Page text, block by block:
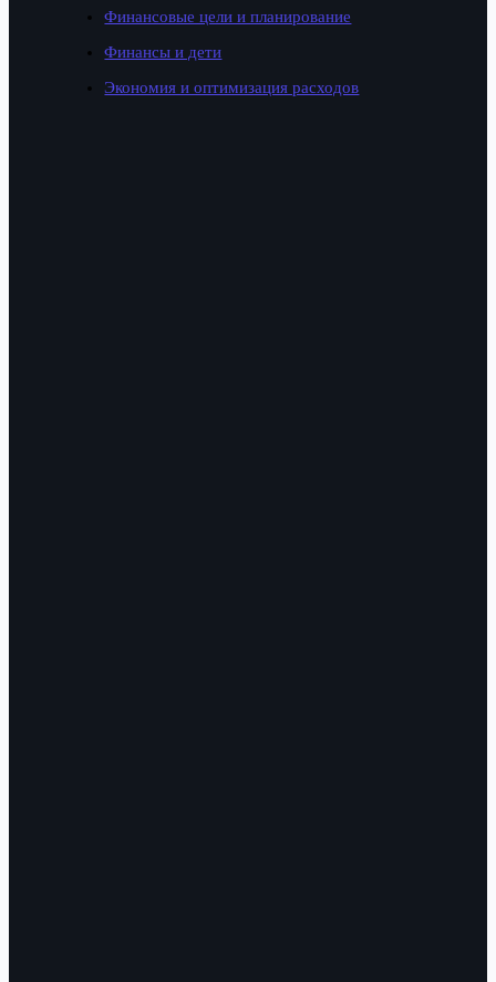
Финансовые цели и планирование
Финансы и дети
Экономия и оптимизация расходов